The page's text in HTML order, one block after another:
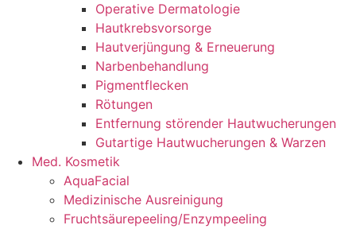
Operative Dermatologie
Hautkrebsvorsorge
Hautverjüngung & Erneuerung
Narbenbehandlung
Pigmentflecken
Rötungen
Entfernung störender Hautwucherungen
Gutartige Hautwucherungen & Warzen
Med. Kosmetik
AquaFacial
Medizinische Ausreinigung
Fruchtsäurepeeling/Enzympeeling